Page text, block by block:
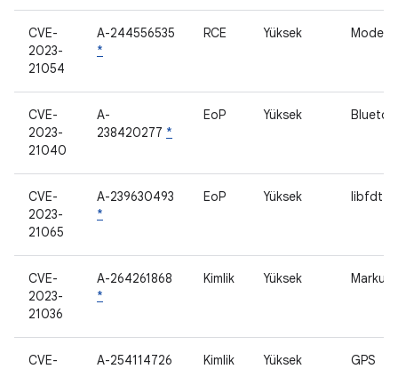
CVE-
2023-
21054
A-244556535
*
RCE Yüksek Modem
CVE-
2023-
21040
A-
238420277 *
EoP Yüksek
CVE-
2023-
21065
A-239630493
*
EoP Yüksek libfdt
CVE-
2023-
21036
A-264261868
*
Kimlik Yüksek Markup
CVE-
A-254114726
Kimlik Yüksek GPS